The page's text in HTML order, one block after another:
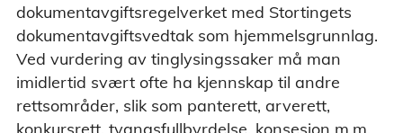
dokumentavgiftsregelverket med Stortingets
dokumentavgiftsvedtak som hjemmelsgrunnlag.
Ved vurdering av tinglysingssaker må man
imidlertid svært ofte ha kjennskap til andre
rettsområder, slik som panterett, arverett,
konkursrett, tvangsfullbyrdelse, konsesjon m.m.